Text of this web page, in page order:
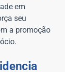
em
seu
a promoção